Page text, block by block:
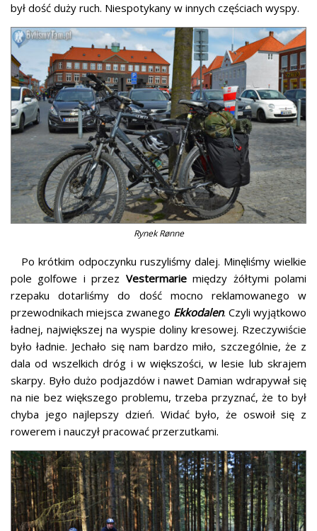
był dość duży ruch. Niespotykany w innych częściach wyspy.
Rynek Rønne
Po krótkim odpoczynku ruszyliśmy dalej. Minęliśmy wielkie
pole golfowe i przez Vestermariemiędzy żółtymi polami
rzepaku dotarliśmy do dość mocno reklamowanego w
przewodnikach miejsca zwanego Ekkodalen. Czyli wyjątkowo
ładnej, największej na wyspie doliny kresowej. Rzeczywiście
było ładnie. Jechało się nam bardzo miło, szczególnie, że z
dala od wszelkich dróg i w większości, w lesie lub skrajem
skarpy. Było dużo podjazdów i nawet Damian wdrapywał się
na nie bez większego problemu, trzeba przyznać, że to był
chyba jego najlepszy dzień. Widać było, że oswoił się z
rowerem i nauczył pracować przerzutkami.